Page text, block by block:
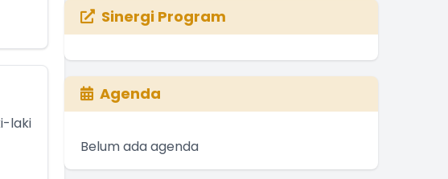
Sinergi Program
Agenda
Belum ada agenda